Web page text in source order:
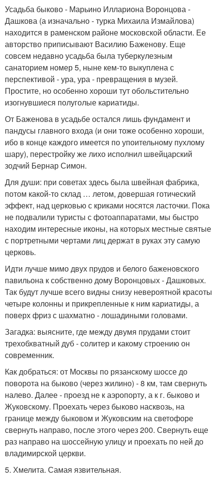
Усадьба быково - Марьино Иллариона Воронцова -
Дашкова (а изначально - турка Михаила Измайлова)
находится в раменском районе московской области. Ее
авторство приписывают Василию Баженову. Еще
совсем недавно усадьба была туберкулезным
санаторием номер 5, ныне кем-то выкуплена с
перспективой - ура, ура - превращения в музей.
Простите, но особенно хороши тут обольстительно
изогнувшиеся полуголые кариатиды.
От Баженова в усадьбе остался лишь фундамент и
пандусы главного входа (и они тоже особенно хороши,
ибо в конце каждого имеется по упоительному пухлому
шару), перестройку же лихо исполнил швейцарский
зодчий Бернар Симон.
Для души: при советах здесь была швейная фабрика,
потом какой-то склад … летом, довершая готический
эффект, над церковью с криками носятся ласточки. Пока
не подвалили туристы с фотоаппаратами, мы быстро
находим интересные иконы, на которых местные святые
с портретными чертами лиц держат в руках эту самую
церковь.
Идти лучше мимо двух прудов и белого баженовского
павильона к собственно дому Воронцовых - Дашковых.
Так будут лучше всего видны снизу невероятной красоты
четыре колонны и прикрепленные к ним кариатиды, а
поверх фриз с шахматно - лошадиными головами.
Загадка: выясните, где между двумя прудами стоит
трехобхватный дуб - солитер и какому строению он
современник.
Как добраться: от Москвы по рязанскому шоссе до
поворота на быково (через жилино) - 8 км, там свернуть
налево. Далее - проезд не к аэропорту, а к г. быково и
Жуковскому. Проехать через быково насквозь, на
границе между быковом и Жуковским на светофоре
свернуть направо, после этого через 200. Свернуть еще
раз направо на шоссейную улицу и проехать по ней до
владимирской церкви.
5. Хмелита. Самая язвительная.